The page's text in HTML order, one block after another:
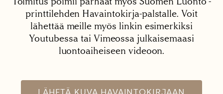
printtilehden Havaintokirja-palstalle. Voit
lähettää meille myös linkin esimerkiksi
Youtubessa tai Vimeossa julkaisemaasi
luontoaiheiseen videoon.